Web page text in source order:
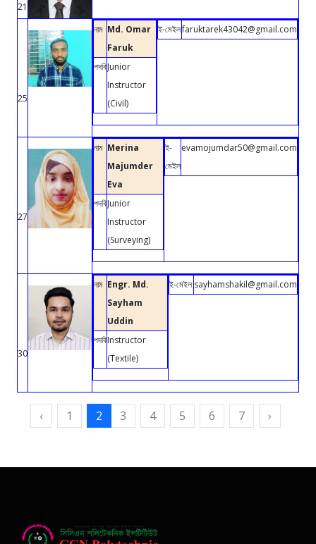
21
25
নাম Md. Omar
Faruk
পদবিJunior
Instructor
(Civil)
ই-মেইলfaruktarek43042@gmail.com
27
নাম Merina
Majumder
Eva
পদবিJunior
Instructor
(Surveying)
ই-
মেইল
evamojumdar50@gmail.com
30
নাম Engr. Md.
Sayham
Uddin
পদবিInstructor
(Textile)
ই-মেইল sayhamshakil@gmail.com
‹ 1 2 3 4 5 6 7 ›